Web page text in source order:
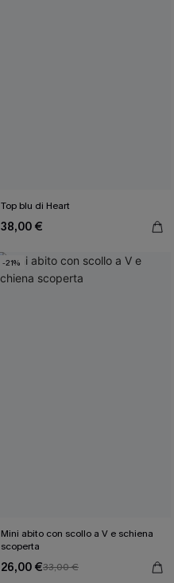
Top blu di Heart
38,00 €
-21%
Mini abito con scollo a V e schiena
scoperta
26,00 €33,00 €